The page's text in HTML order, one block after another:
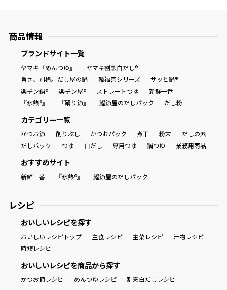
サッと鍋®
めんつゆレシピ
割烹白だしレシピ
レシピ特設サイト
割烹白だしレシピ特集
だし巻き卵特集
かつおだしが決め手！簡単茶碗蒸し
商品情報
ブランドサイト一覧
ヤマキ『めんつゆ』
ヤマキ割烹白だし®
旨さ、別格。だし屋の鍋
韓福善シリーズ
サッと鍋®
楽チン鍋®
楽チン屋® ストレートつゆ
新鮮一番
『氷熟®』
『踊り節』 鰹節屋のだしパック だし粉
カテゴリー一覧
かつお節 削りぶし かつおパック 煮干 粉末
だしの素
だしパック
つゆ 白だし 専用つゆ 鍋つゆ 業務用商品
おすすめサイト
新鮮一番 『氷熟®』 鰹節屋のだしパック
レシピ
おいしいレシピを探す
おいしいレシピトップ 主食レシピ 主菜レシピ
汁物レシピ
時短レシピ
おいしいレシピを商品から探す
かつお節レシピ めんつゆレシピ 割烹白だしレシピ